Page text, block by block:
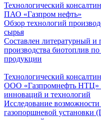
Технологический
ПАО «Газпром нефть»
Обзор технологий
сырья
Составлен литературный и
производства биотоплив
продукции
Технологический
ООО «Газпромнефть НТЦ»
инноваций и технологий
Исследование
газопоршневой установки